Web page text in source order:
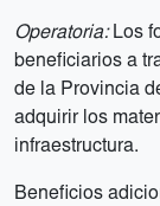
Operatoria: Los
beneficiarios a
de la Provincia
adquirir los
infraestructura.
Beneficios